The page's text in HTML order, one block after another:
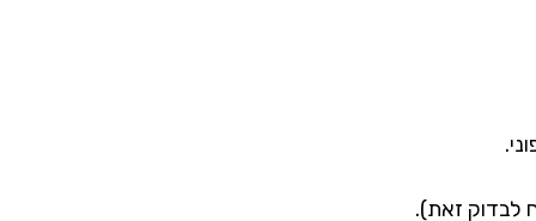
לבדוק זאת).